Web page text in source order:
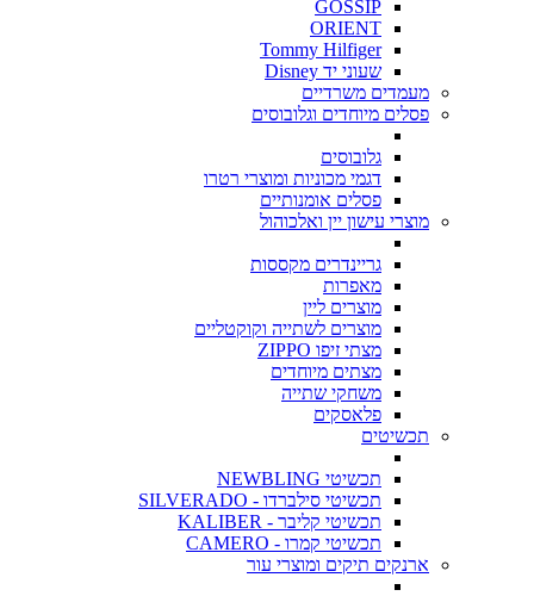
GOSSIP
ORIENT
Tommy Hilfiger
שעוני יד Disney
מעמדים משרדיים
פסלים מיוחדים וגלובוסים
גלובוסים
דגמי מכוניות ומוצרי רטרו
פסלים אומנותיים
מוצרי עישון יין ואלכוהול
גריינדרים מקססות
מאפרות
מוצרים ליין
מוצרים לשתייה וקוקטליים
מצתי זיפו ZIPPO
מצתים מיוחדים
משחקי שתייה
פלאסקים
תכשיטים
תכשיטי NEWBLING
תכשיטי סילברדו - SILVERADO
תכשיטי קליבר - KALIBER
תכשיטי קמרו - CAMERO
ארנקים תיקים ומוצרי עור